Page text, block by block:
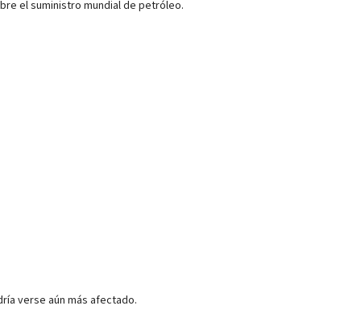
el suministro mundial de petróleo.
verse aún más afectado.